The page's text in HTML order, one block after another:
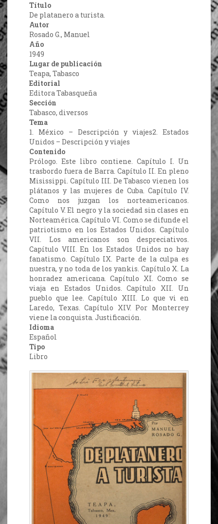
Título
De platanero a turista.
Autor
Rosado G., Manuel
Año
1949
Lugar de publicación
Teapa, Tabasco
Editorial
Editora Tabasqueña
Sección
Tabasco, diversos
Tema
1. México – Descripción y viajes2. Estados
Unidos – Descripción y viajes
Contenido
Prólogo. Este libro contiene. Capítulo I. Un
trasbordo fuera de Barra. Capítulo II. En pleno
Misissippi. Capítulo III. De Tabasco vienen los
plátanos y las mujeres de Cuba. Capítulo IV.
Como nos juzgan los norteamericanos.
Capítulo V. El negro y la sociedad sin clases en
Norteamérica. Capítulo VI. Como se difunde el
patriotismo en los Estados Unidos. Capítulo
VII. Los americanos son despreciativos.
Capítulo VIII. En los Estados Unidos no hay
fanatismo. Capítulo IX. Parte de la culpa es
nuestra, y no toda de los yankis. Capítulo X. La
honradez americana. Capítulo XI. Como se
viaja en Estados Unidos. Capítulo XII. Un
pueblo que lee. Capítulo XIII. Lo que vi en
Laredo, Texas. Capítulo XIV. Por Monterrey
viene la conquista. Justificación.
Idioma
Español
Tipo
Libro